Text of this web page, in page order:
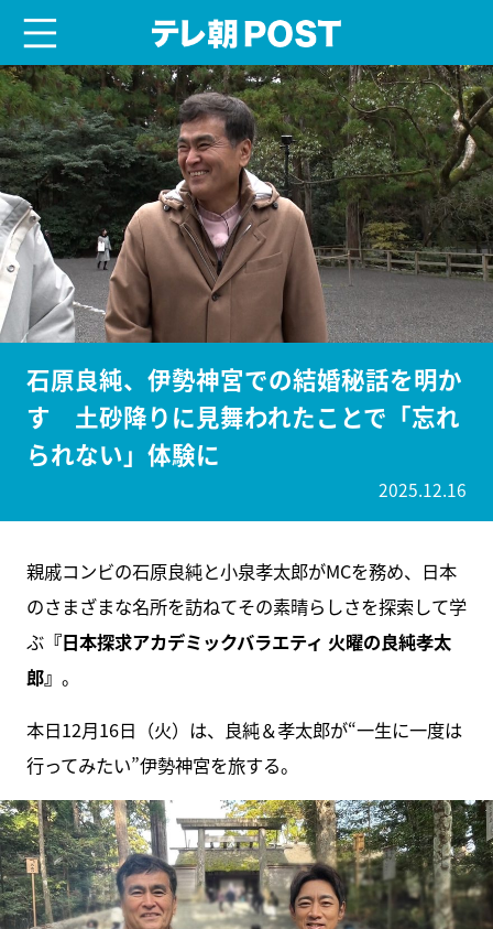
石原良純、伊勢神宮での結婚秘話を明か
す 土砂降りに見舞われたことで「忘れ
られない」体験に
2025.12.16
親戚コンビの石原良純と小泉孝太郎がMCを務め、日本
のさまざまな名所を訪ねてその素晴らしさを探索して学
ぶ『日本探求アカデミックバラエティ 火曜の良純孝太
郎』 。
本日12月16日（火）は、良純＆孝太郎が“一生に一度は
行ってみたい”伊勢神宮を旅する。